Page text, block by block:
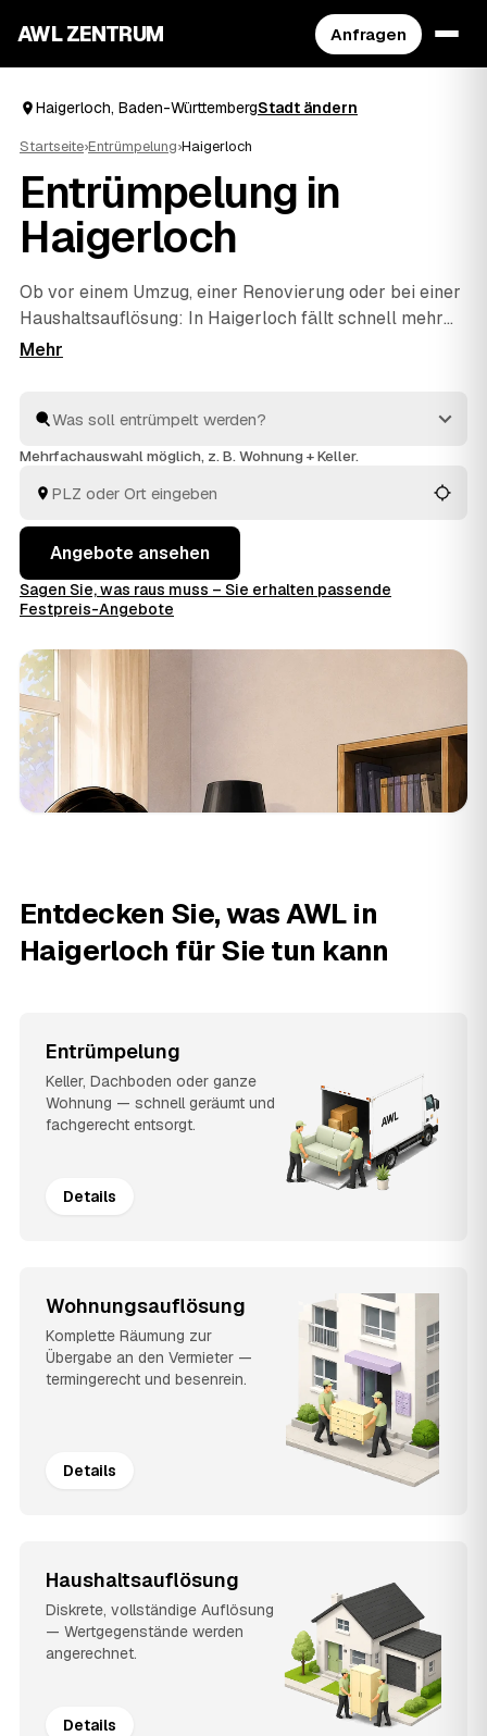
AWL ZENTRUM Anfragen
Haigerloch, Baden-WürttembergStadt ändern
Startseite›Entrümpelung›Haigerloch
Entrümpelung in
Haigerloch
Ob vor einem Umzug, einer Renovierung oder bei einer
Haushaltsauflösung: In Haigerloch fällt schnell mehr
Hausrat an, als man allein wegbekommt. Über AWL
Angebote von geprüften Betrieben rund um Haigerloch
bisGeislingenundBalingen. So finden Sie ohne langes
im Voraus raten.
Mehrfachauswahl möglich, z. B. Wohnung + Keller.
Angebote ansehen
Sagen Sie, was raus muss – Sie erhalten passende
Festpreis-Angebote
Entdecken Sie, was AWL in
Haigerloch für Sie tun kann
Entrümpelung
Keller, Dachboden oder ganze
Wohnung — schnell geräumt und
fachgerecht entsorgt.
Details
Wohnungsauflösung
Komplette Räumung zur
Übergabe an den Vermieter —
termingerecht und besenrein.
Details
Haushaltsauflösung
Diskrete, vollständige Auflösung
— Wertgegenstände werden
angerechnet.
Details